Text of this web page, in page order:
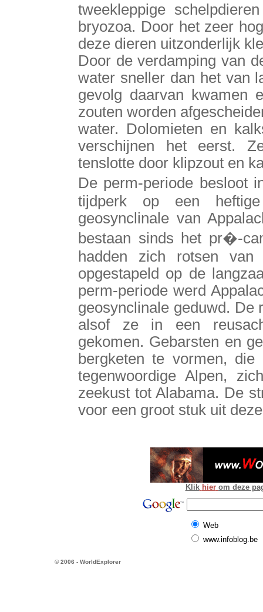
tweekleppige
bryozoa. Door het zeer
deze dieren uitzonderlijk
Door de verdamping van
water sneller dan het van
gevolg daarvan kwamen
zouten worden
water. Dolomieten en
verschijnen het eerst.
tenslotte door klipzout en
De perm-periode besloot
tijdperk op een
geosynclinale van
bestaan sinds het pr�-
hadden zich rotsen
opgestapeld op de
perm-periode werd
geosynclinale geduwd. De
alsof ze in een
gekomen. Gebarsten en
bergketen te vormen,
tegenwoordige Alpen,
zeekust tot Alabama. De
voor een groot stuk uit
Klik hier om deze
Web
www.infoblog.be
© 2006 - WorldExplorer